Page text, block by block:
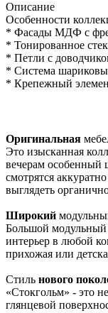
Описание
Особенности
* Фасады МДФ с
* Тонированное
* Петли с
* Система
* Крепежный
Оригинальная
Это изысканная
вечерам особенный
смотрятся
выглядеть
Широкий
Большой модульный
интерьер в любой
прихожая или
Стиль нового
«Стокгольм» - это
глянцевой